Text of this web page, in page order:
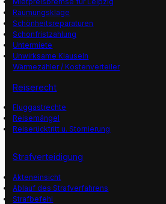
Räumungsklage
Schönheitsreparaturen
Schonfristzahlung
Untermiete
Unwirksame Klauseln
Wärmezähler / Kostenverteiler
Reiserecht
Fluggastrechte
Reisemängel
Reiserücktritt u. Stornierung
Strafverteidigung
Akteneinsicht
Ablauf des Strafverfahrens
Strafbefehl